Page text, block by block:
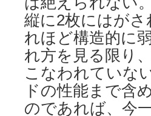
縦に2枚にはが
れほど構造的に
れ方を見る限り
こなわれていな
ドの性能まで含
のであれば、今